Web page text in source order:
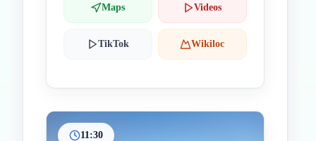
Maps Videos
TikTok Wikiloc
11:30